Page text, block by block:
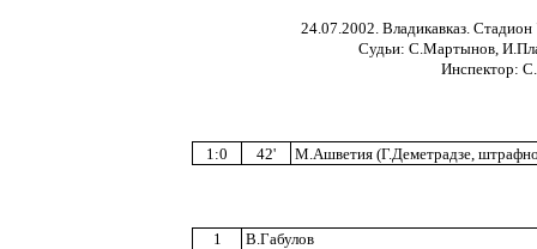
24.07.2002. Владикавказ.
Судьи: С.Мартынов,
Инспектор:
1:0 42' М.Ашветия (Г.Деметрадзе,
1 В.Габулов